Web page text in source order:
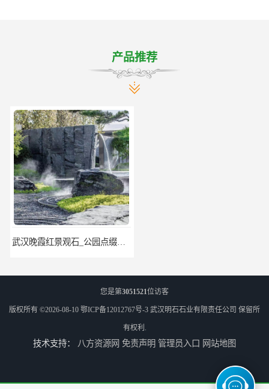
产品推荐
武汉晚霞红景观石_公园点缀石_3000吨黑山石矿山
您是第3051521位访客
版权所有 ©2026-08-10 鄂ICP备12012767号-3 武汉明石石业有限责任公司 保留所
有权利.
技术支持： 八方资源网 免责声明 管理员入口 网站地图